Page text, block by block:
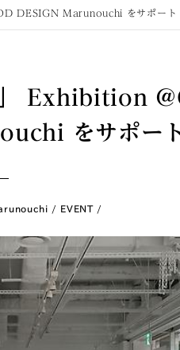
DESIGN Marunouchi をサポート
Exhibition
をサポー
EVENT